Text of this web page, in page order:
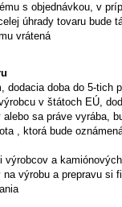
s objednávkou, v
úhrady tovaru bude
vrátená
dodacia doba do 5-tich
v štátoch EÚ,
sa práve vyrába,
, ktorá bude
výrobcov a
výrobu a prepravu si